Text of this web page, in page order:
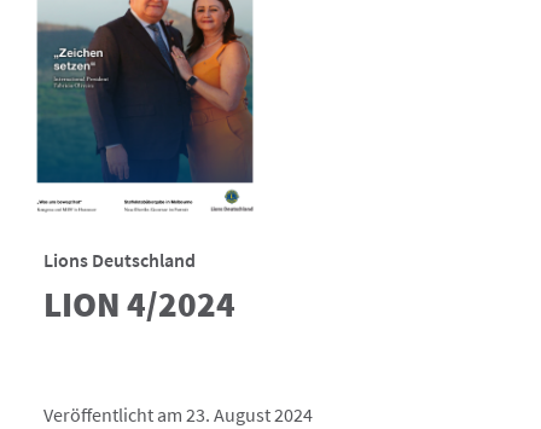
Lions Deutschland
LION 4/2024
Veröffentlicht am 23. August 2024